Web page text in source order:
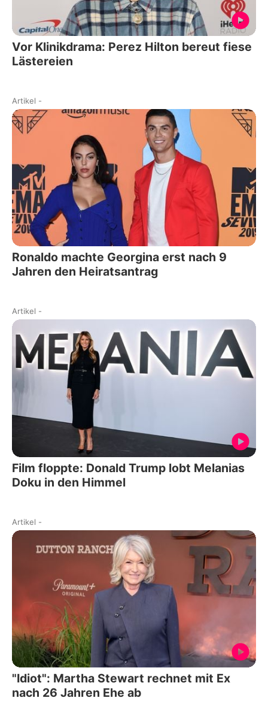
Vor Klinikdrama: Perez Hilton bereut fiese
Lästereien
Artikel -
Ronaldo machte Georgina erst nach 9
Jahren den Heiratsantrag
Artikel -
Film floppte: Donald Trump lobt Melanias
Doku in den Himmel
Artikel -
"Idiot": Martha Stewart rechnet mit Ex
nach 26 Jahren Ehe ab